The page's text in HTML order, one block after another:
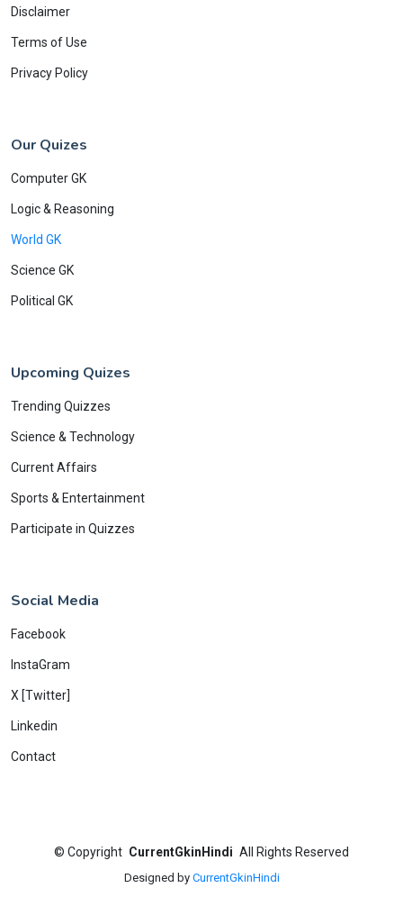
Disclaimer
Terms of Use
Privacy Policy
Our Quizes
Computer GK
Logic & Reasoning
World GK
Science GK
Political GK
Upcoming Quizes
Trending Quizzes
Science & Technology
Current Affairs
Sports & Entertainment
Participate in Quizzes
Social Media
Facebook
InstaGram
X [Twitter]
Linkedin
Contact
© Copyright CurrentGkinHindi All Rights Reserved
Designed by CurrentGkinHindi